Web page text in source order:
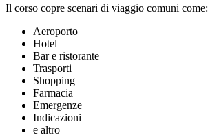
Il corso copre scenari di viaggio comuni come:
Aeroporto
Hotel
Bar e ristorante
Trasporti
Shopping
Farmacia
Emergenze
Indicazioni
e altro